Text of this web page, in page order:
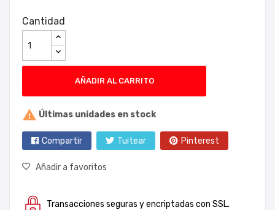
Cantidad
AÑADIR AL CARRITO
 Últimas unidades en stock
Compartir Tuitear Pinterest
Añadir a favoritos
Transacciones seguras y encriptadas con SSL.